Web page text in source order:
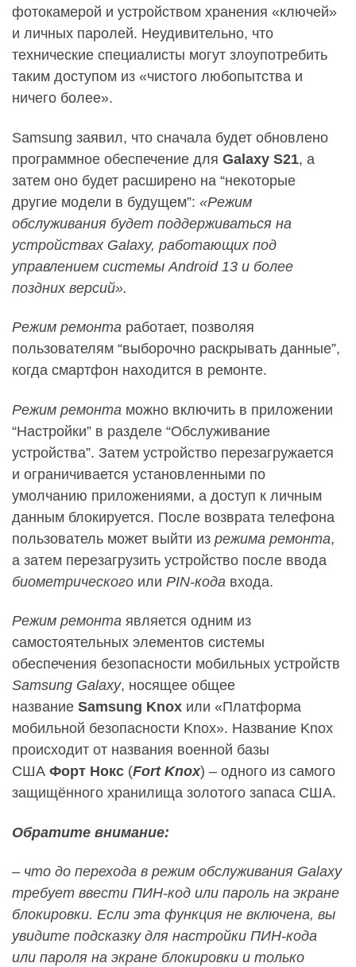
фотокамерой и устройством хранения «ключей»
и личных паролей. Неудивительно, что
технические специалисты могут злоупотребить
таким доступом из «чистого любопытства и
ничего более».
Samsung заявил, что сначала будет обновлено
программное обеспечение для Galaxy S21, а
затем оно будет расширено на “некоторые
другие модели в будущем”: «Режим
обслуживания будет поддерживаться на
устройствах Galaxy, работающих под
управлением системы Android 13 и более
поздних версий».
Режим ремонта работает, позволяя
пользователям “выборочно раскрывать данные”,
когда смартфон находится в ремонте.
Режим ремонта можно включить в приложении
“Настройки” в разделе “Обслуживание
устройства”. Затем устройство перезагружается
и ограничивается установленными по
умолчанию приложениями, а доступ к личным
данным блокируется. После возврата телефона
пользователь может выйти из режима ремонта,
а затем перезагрузить устройство после ввода
биометрического или PIN-кода входа.
Режим ремонта является одним из
самостоятельных элементов системы
обеспечения безопасности мобильных устройств
Samsung Galaxy, носящее общее
название Samsung Knox или «Платформа
мобильной безопасности Knox». Название Knox
происходит от названия военной базы
США Форт Нокс (Fort Knox) – одного из самого
защищённого хранилища золотого запаса США.
Обратите внимание:
– что до перехода в режим обслуживания Galaxy
требует ввести ПИН-код или пароль на экране
блокировки. Если эта функция не включена, вы
увидите подсказку для настройки ПИН-кода
или пароля на экране блокировки и только